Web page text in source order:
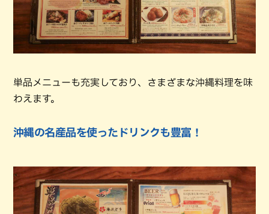
単品メニューも充実しており、さまざまな沖縄料理を味
わえます。
沖縄の名産品を使ったドリンクも豊富！